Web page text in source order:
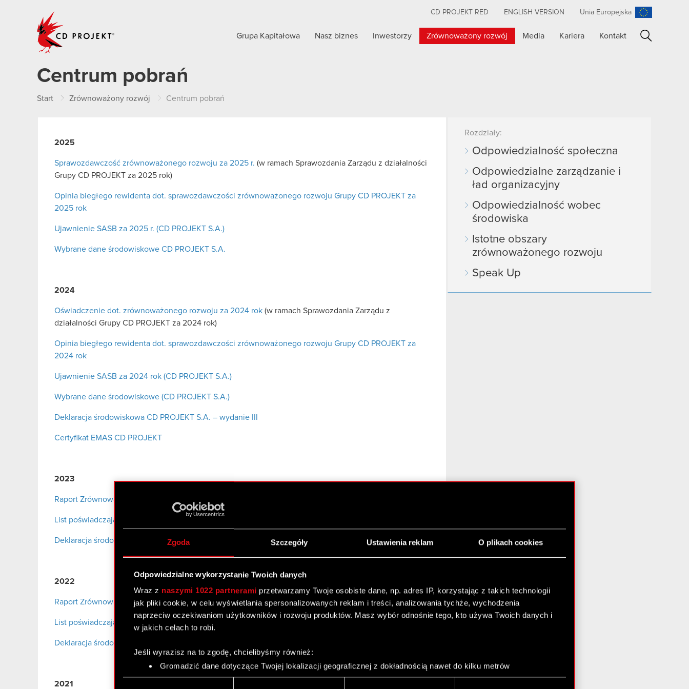
Zgoda Szczegóły Ustawienia reklam O plikach cookies
Odpowiedzialne wykorzystanie Twoich danych
Wraz z naszymi 1022 partnerami przetwarzamy Twoje osobiste dane, np. adres IP, korzystając z takich technologii
jak pliki cookie, w celu wyświetlania spersonalizowanych reklam i treści, analizowania tychże, wychodzenia
naprzeciw oczekiwaniom użytkowników i rozwoju produktów. Masz wybór odnośnie tego, kto używa Twoich danych i
w jakich celach to robi.
Jeśli wyrazisz na to zgodę, chcielibyśmy również:
Gromadzić dane dotyczące Twojej lokalizacji geograficznej z dokładnością nawet do kilku metrów
Identyfikować Twoje urządzenie, aktywnie analizując charakteryzującego je zbiory danych (fingerprinting,
CD PROJEKT RED ENGLISH VERSION Unia Europejska
Grupa Kapitałowa Nasz biznes Inwestorzy Zrównoważony rozwój Media Kariera Kontakt
Centrum pobrań
Start Zrównoważony rozwój Centrum pobrań
2025
Sprawozdawczość zrównoważonego rozwoju za 2025 r. (w ramach Sprawozdania Zarządu z działalności
Grupy CD PROJEKT za 2025 rok)
Opinia biegłego rewidenta dot. sprawozdawczości zrównoważonego rozwoju Grupy CD PROJEKT za
2025 rok
Ujawnienie SASB za 2025 r. (CD PROJEKT S.A.)
Wybrane dane środowiskowe CD PROJEKT S.A.
2024
Oświadczenie dot. zrównoważonego rozwoju za 2024 rok (w ramach Sprawozdania Zarządu z
działalności Grupy CD PROJEKT za 2024 rok)
Opinia biegłego rewidenta dot. sprawozdawczości zrównoważonego rozwoju Grupy CD PROJEKT za
2024 rok
Ujawnienie SASB za 2024 rok (CD PROJEKT S.A.)
Wybrane dane środowiskowe (CD PROJEKT S.A.)
Deklaracja środowiskowa CD PROJEKT S.A. – wydanie III
Certyfikat EMAS CD PROJEKT
2023
Raport Zrównoważonego Rozwoju Grupy CD PROJEKT za 2023 r.
List poświadczający Deloitte dla Raportu ESG CD PROJEKT 2023 r.
Deklaracja środowiskowa CD PROJEKT S.A. – wydanie II
2022
Raport Zrównoważonego Rozwoju Grupy CD PROJEKT za 2022 r.
List poświadczający Deloitte dla Raportu ESG CD PROJEKT za 2022 r.
Deklaracja środowiskowa CD PROJEKT S.A. – wydanie I
2021
Rozdziały:
Odpowiedzialność społeczna
Odpowiedzialne zarządzanie i
ład organizacyjny
Odpowiedzialność wobec
środowiska
Istotne obszary
zrównoważonego rozwoju
Speak Up